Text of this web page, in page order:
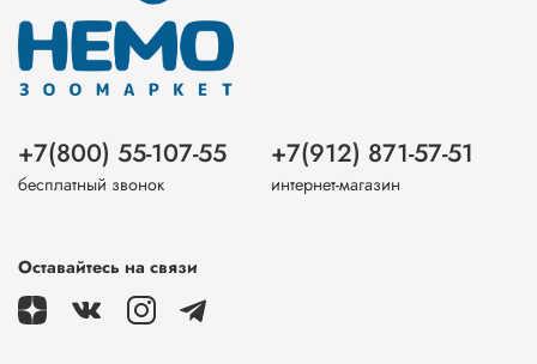
+7(800) 55-107-55
бесплатный звонок
+7(912) 871-57-51
интернет-магазин
Оставайтесь на связи